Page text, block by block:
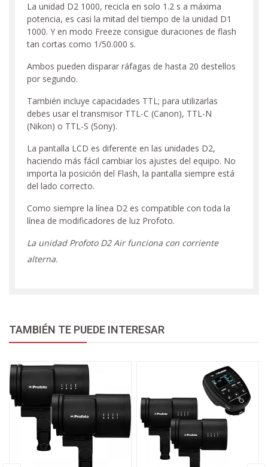
La unidad D2 1000, recicla en solo 1.2 s a máxima
potencia, es casi la mitad del tiempo de la unidad D1
1000. Y en modo Freeze consigue duraciones de flash
tan cortas como 1/50.000 s.
Ambos pueden disparar ráfagas de hasta 20 destellos
por segundo.
También incluye capacidades TTL; para utilizarlas
debes usar el transmisor TTL-C (Canon), TTL-N
(Nikon) o TTL-S (Sony).
La pantalla LCD es diferente en las unidades D2,
haciendo más fácil cambiar los ajustes del equipo. No
importa la posición del Flash, la pantalla siempre está
del lado correcto.
Como siempre la línea D2 es compatible con toda la
línea de modificadores de luz Profoto.
La unidad Profoto D2 Air funciona con corriente
alterna.
TAMBIÉN TE PUEDE INTERESAR